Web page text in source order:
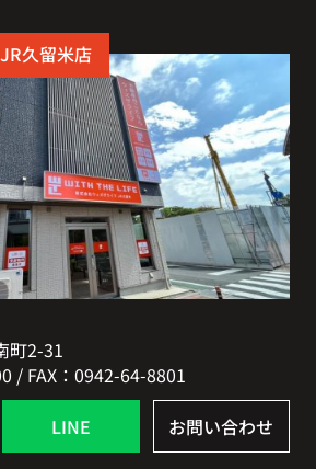
久留米店
町2-31
/ FAX：0942-64-8801
LINE お問い合わせ